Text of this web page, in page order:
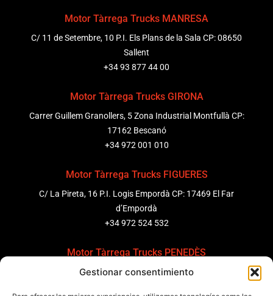
Gestionar consentimiento
Motor Tàrrega Trucks MANRESA
C/ 11 de Setembre, 10 P.I. Els Plans de la Sala CP: 08650
Sallent
+34 93 877 44 00
Motor Tàrrega Trucks GIRONA
Carrer Guillem Granollers, 5 Zona Industrial Montfullà CP:
17162 Bescanó
+34 972 001 010
Motor Tàrrega Trucks FIGUERES
C/ La Pireta, 16 P.I. Logis Empordà CP: 17469 El Far
d’Empordà
+34 972 524 532
Motor Tàrrega Trucks PENEDÈS
C/ Ponent 8, Pol. Ind. Sant Pere Molanta, CP: 08799